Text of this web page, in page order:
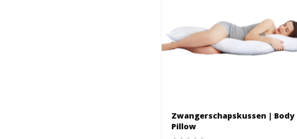
Zwangerschapskussen | Body
Pillow